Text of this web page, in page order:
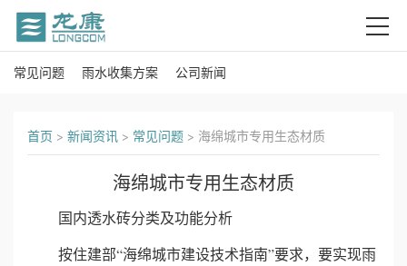
首
关
常见问题 雨水收集方案 公司新闻
首页 > 新闻资讯 > 常见问题 > 海绵城市专用生态材质
海绵城市专用生态材质
国内透水砖分类及功能分析
按住建部“海绵城市建设技术指南”要求，要实现雨